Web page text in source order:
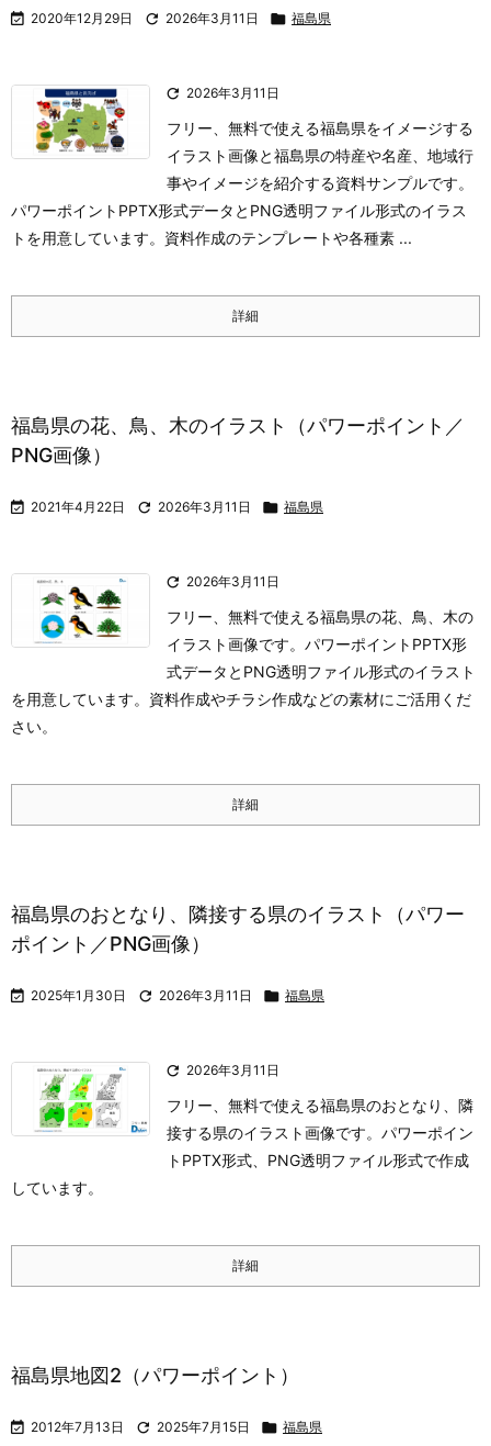
 2020年12月29日  2026年3月11日  福島県
 2026年3月11日
フリー、無料で使える福島県をイメージする
イラスト画像と福島県の特産や名産、地域行
事やイメージを紹介する資料サンプルです。
パワーポイントPPTX形式データとPNG透明ファイル形式のイラス
トを用意しています。資料作成のテンプレートや各種素 ...
詳細
福島県の花、鳥、木のイラスト（パワーポイント／
PNG画像）
 2021年4月22日  2026年3月11日  福島県
 2026年3月11日
フリー、無料で使える福島県の花、鳥、木の
イラスト画像です。パワーポイントPPTX形
式データとPNG透明ファイル形式のイラスト
を用意しています。資料作成やチラシ作成などの素材にご活用くだ
さい。
詳細
福島県のおとなり、隣接する県のイラスト（パワー
ポイント／PNG画像）
 2025年1月30日  2026年3月11日  福島県
 2026年3月11日
フリー、無料で使える福島県のおとなり、隣
接する県のイラスト画像です。パワーポイン
トPPTX形式、PNG透明ファイル形式で作成
しています。
詳細
福島県地図2（パワーポイント）
 2012年7月13日  2025年7月15日  福島県